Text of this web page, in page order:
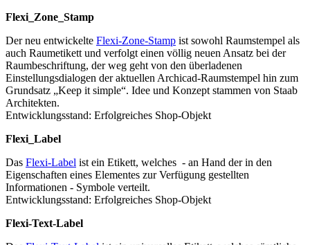
Flexi_Zone_Stamp
Der neu entwickelte Flexi-Zone-Stamp ist sowohl Raumstempel als
auch Raumetikett und verfolgt einen völlig neuen Ansatz bei der
Raumbeschriftung, der weg geht von den überladenen
Einstellungsdialogen der aktuellen Archicad-Raumstempel hin zum
Grundsatz „Keep it simple“. Idee und Konzept stammen von Staab
Architekten.
Entwicklungsstand: Erfolgreiches Shop-Objekt
Flexi_Label
Das Flexi-Label ist ein Etikett, welches - an Hand der in den
Eigenschaften eines Elementes zur Verfügung gestellten
Informationen - Symbole verteilt.
Entwicklungsstand: Erfolgreiches Shop-Objekt
Flexi-Text-Label